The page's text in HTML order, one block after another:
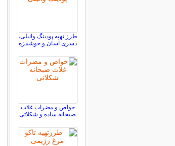
طرز تهیه پودینگ وانیلی،
دسری آسان و خوشمزه
خواص و مضرات غلات
صبحانه ساده و شکلاتی